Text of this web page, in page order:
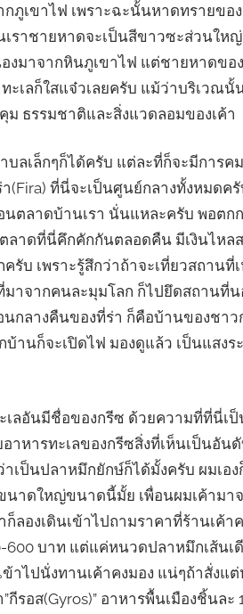
ภูเขาไฟ เพราะฉะนั้นหาดทรายขอ
เราชายหาดจะเป็นสีขาวซะส่วนใ
งมาจากหินภูเขาไฟ แต่ชายหาดขอ
ะเลก็ใสแจ๋วเลยครับ แม้ว่าบริเวณ
ม ธรรมชาติและสิ่งแวดลอมของเค้า
บลเล็กๆก็ได้ครับ แต่ละที่ก็จะมีการ
(Fira) ที่นี่จะเป็นศูนย์กลางทั้งหมดค
ตลาดบ้านเรา นั่นแหละครับ พอตก
ลาดที่นี่คึกคักกันตลอดคืน มีเงินไหล
บ เพราะรู้สึกว่าถ้าจะเที่ยวสถานที่
าจากคนละมุมโลก ก็ไปยึดสถานที่
ลางคืนของที่ร่า ก็คือบ้านของชาว
านก็จะเปิดไฟ มองดูแล้ว เป็นแสง
ลอันมีชื่อของกรีซ ด้วยความที่ที่นี่เป็
าหารทะเลของกรีซสิ่งที่เห็นเป็นอัน
เป็นปลาหมึกยักษ์ก็ได้มั้งครับ ผมเอง
าดใหญ่ขนาดนี้มั้ย เพื่อนผมเค้ามาจ
ก็ลองเดินเข้าไปถามราคาที่ร้านเค้
บาท แต่แค่หนวดปลาหมึกเส้นเ
าไปนั่งทานเค้าคงมอง แน่ๆถ้าสั่ง
รอส(Gyros)” อาหารพื้นเมืองชิ้นละ